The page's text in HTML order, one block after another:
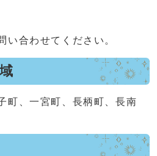
合わせてください。
町、一宮町、長柄町、長南